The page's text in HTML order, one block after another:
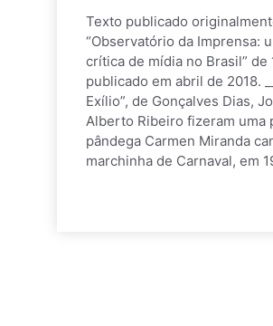
Texto publicado
“Observatório da Imprensa:
crítica de mídia no Brasil” de
publicado em abril de 2018.
Exílio”, de Gonçalves Dias,
Alberto Ribeiro fizeram uma
pândega Carmen Miranda
marchinha de Carnaval, em